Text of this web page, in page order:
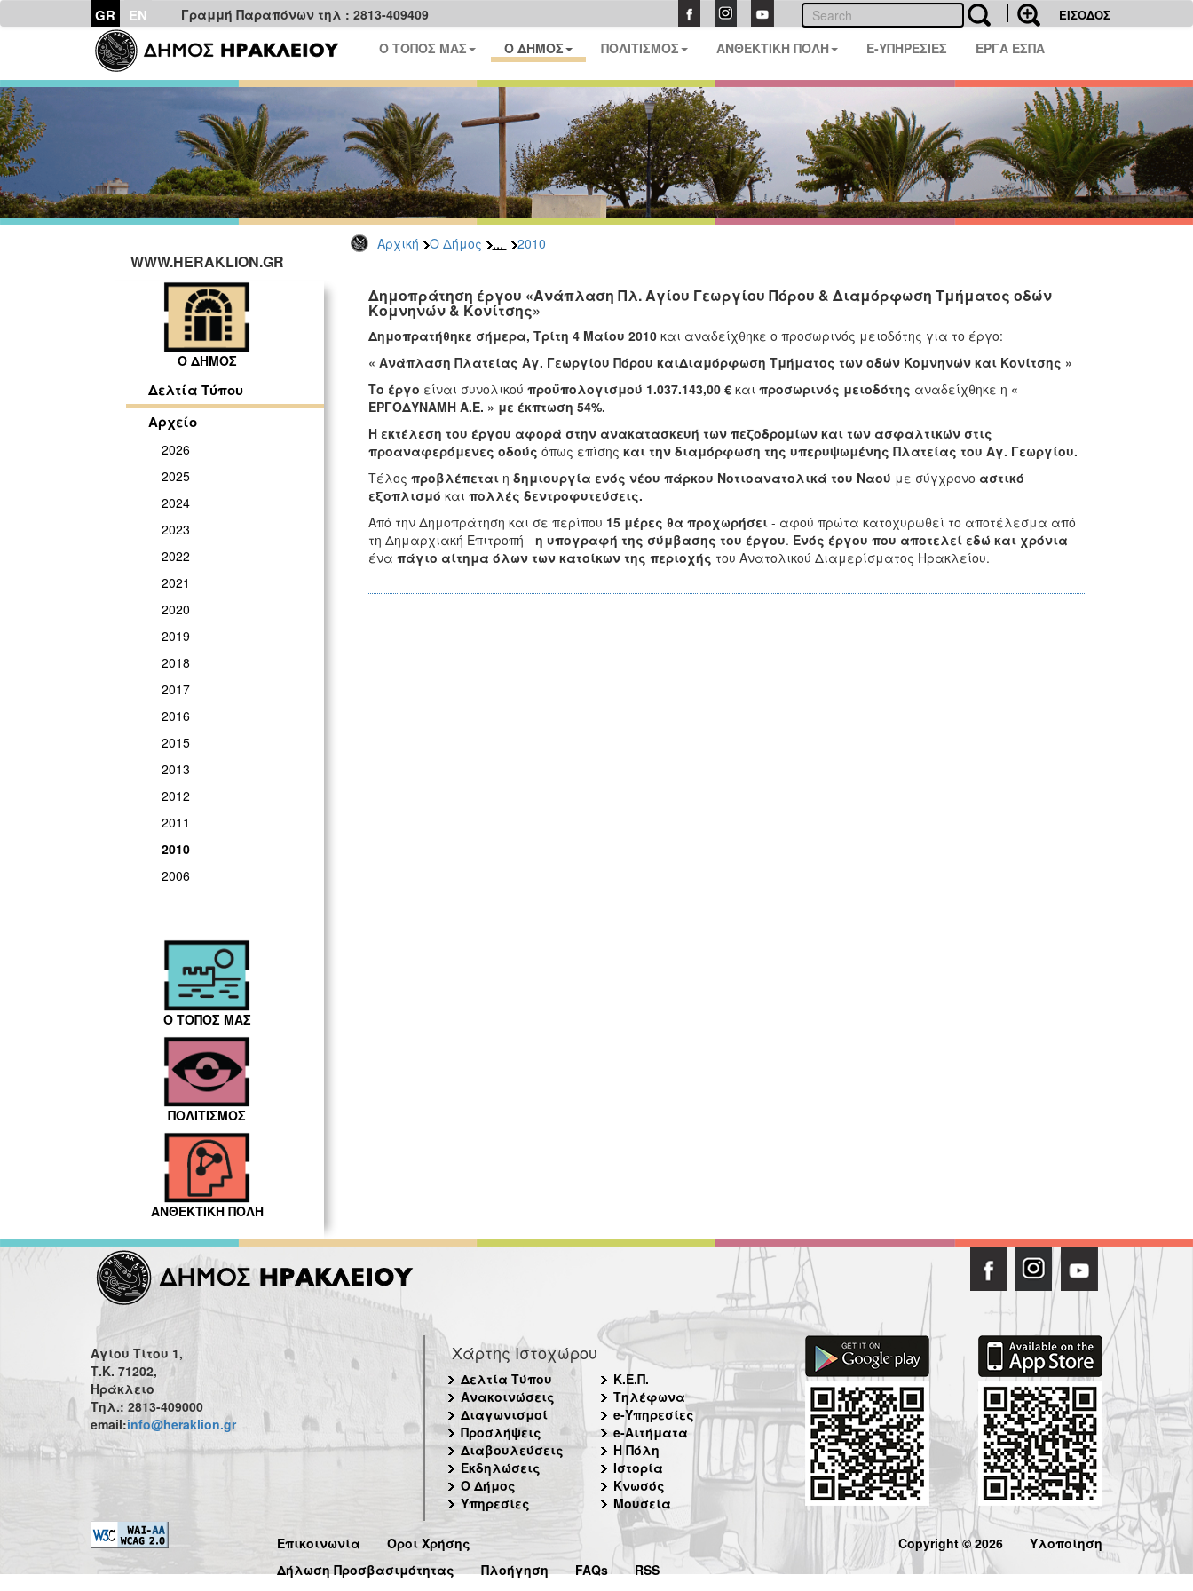
GR EN Γραμμή Παραπόνων τηλ : 2813-409409 ΕΙΣΟΔΟΣ
Ο ΤΟΠΟΣ ΜΑΣ Ο ΔΗΜΟΣ ΠΟΛΙΤΙΣΜΟΣ ΑΝΘΕΚΤΙΚΗ ΠΟΛΗ E-ΥΠΗΡΕΣΙΕΣ ΕΡΓΑ ΕΣΠΑ
Αρχική Ο Δήμος ... 2010
WWW.HERAKLION.GR
Ο ΔΗΜΟΣ
Δελτία Τύπου
Αρχείο
2026
2025
2024
2023
2022
2021
2020
2019
2018
2017
2016
2015
2013
2012
2011
2010
2006
Ο ΤΟΠΟΣ ΜΑΣ
ΠΟΛΙΤΙΣΜΟΣ
ΑΝΘΕΚΤΙΚΗ ΠΟΛΗ
Δημοπράτηση έργου «Ανάπλαση Πλ. Αγίου Γεωργίου Πόρου & Διαμόρφωση Τμήματος οδών
Κομνηνών & Κονίτσης»
Δημοπρατήθηκε σήμερα, Τρίτη 4 Μαίου 2010και αναδείχθηκε ο προσωρινός μειοδότης για το έργο:
« Ανάπλαση Πλατείας Αγ. Γεωργίου Πόρου καιΔιαμόρφωση Τμήματος των οδών Κομνηνών και Κονίτσης »
Το έργο είναι συνολικού προϋπολογισμού 1.037.143,00 € και προσωρινός μειοδότης αναδείχθηκε η «
ΕΡΓΟΔΥΝΑΜΗ Α.Ε. » με έκπτωση 54%.
Η εκτέλεση του έργου αφορά στην ανακατασκευή των πεζοδρομίων και των ασφαλτικών στις
προαναφερόμενες οδούς όπως επίσης και την διαμόρφωση της υπερυψωμένης Πλατείας του Αγ. Γεωργίου.
Τέλος προβλέπεταιη δημιουργία ενός νέου πάρκου Νοτιοανατολικά του Ναού με σύγχρονο αστικό
εξοπλισμό και πολλές δεντροφυτεύσεις.
Από την Δημοπράτηση και σε περίπου 15 μέρες θα προχωρήσει- αφού πρώτα κατοχυρωθεί το αποτέλεσμα από
τη Δημαρχιακή Επιτροπή- η υπογραφή της σύμβασης του έργου. Ενός έργου που αποτελεί εδώ και χρόνια
ένα πάγιο αίτημα όλων των κατοίκων της περιοχής του Ανατολικού Διαμερίσματος Ηρακλείου.
Αγίου Τίτου 1,
Τ.Κ. 71202,
Ηράκλειο
Τηλ.: 2813-409000
email:info@heraklion.gr
Χάρτης Ιστοχώρου
Δελτία Τύπου
Ανακοινώσεις
Διαγωνισμοί
Προσλήψεις
Διαβουλεύσεις
Εκδηλώσεις
Ο Δήμος
Υπηρεσίες
Κ.Ε.Π.
Τηλέφωνα
e-Υπηρεσίες
e-Αιτήματα
Η Πόλη
Ιστορία
Κνωσός
Μουσεία
Επικοινωνία
Όροι Χρήσης
Δήλωση Προσβασιμότητας
Πλοήγηση FAQs RSS
Copyright © 2026 Υλοποίηση